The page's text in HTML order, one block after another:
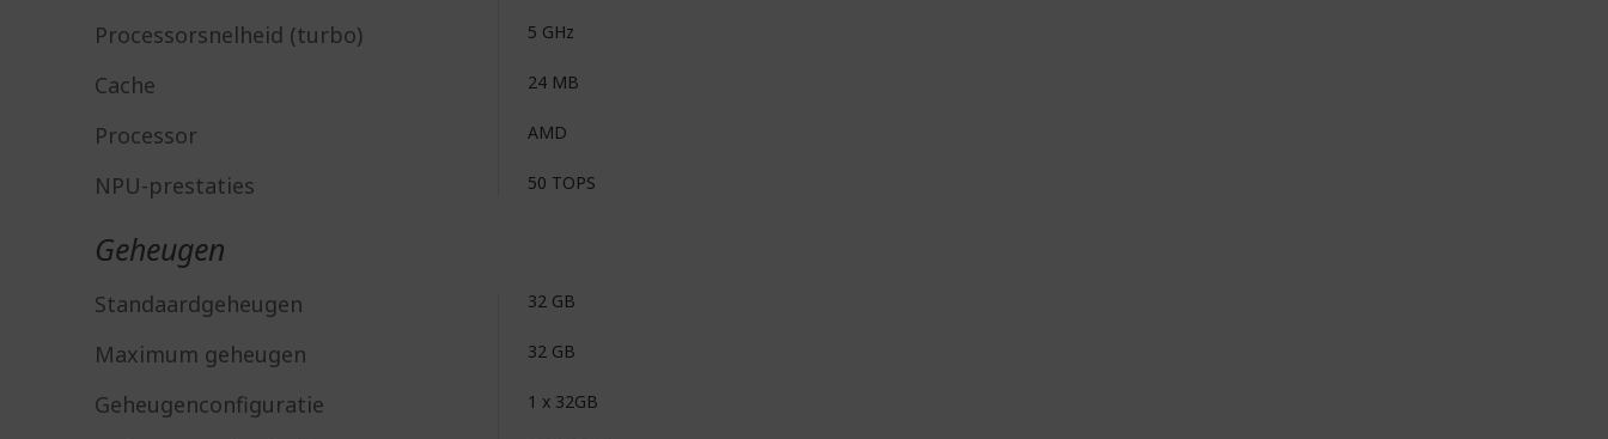
Processorsnelheid (turbo) 5 GHz
Cache 24 MB
Processor AMD
NPU-prestaties 50 TOPS
Geheugen
Standaardgeheugen 32 GB
Maximum geheugen 32 GB
Geheugenconfiguratie 1 x 32GB